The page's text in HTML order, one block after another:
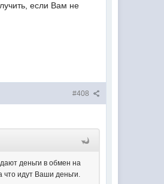
если Вам не
#408
деньги в обмен на
что идут Ваши деньги.